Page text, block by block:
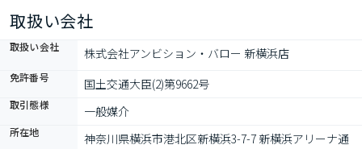
取扱い会社
取扱い会社 株式会社アンビション・バロー 新横浜店
免許番号 国土交通大臣(2)第9662号
取引態様 一般媒介
所在地
神奈川県横浜市港北区新横浜3-7-7 新横浜アリーナ通